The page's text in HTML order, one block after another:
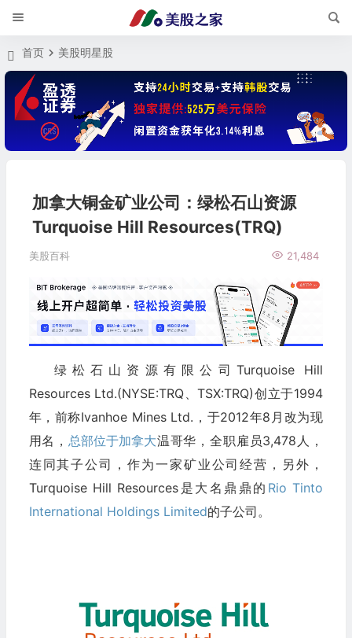
首页 美股明星股
加拿大铜金矿业公司：绿松石山资源
Turquoise Hill Resources(TRQ)
美股百科 21,484
绿松石山资源有限公司Turquoise Hill
Resources Ltd.(NYSE:TRQ、TSX:TRQ)创立于1994
年，前称Ivanhoe Mines Ltd.，于2012年8月改为现
用名， 总部位于加拿大温哥华，全职雇员3,478人，
连同其子公司，作为一家矿业公司经营，另外，
Turquoise Hill Resources是大名鼎鼎的 Rio Tinto
International Holdings Limited的子公司。